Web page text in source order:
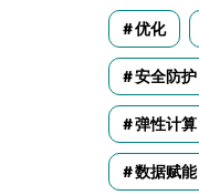
优化
安全防护
弹性计算
数据赋能